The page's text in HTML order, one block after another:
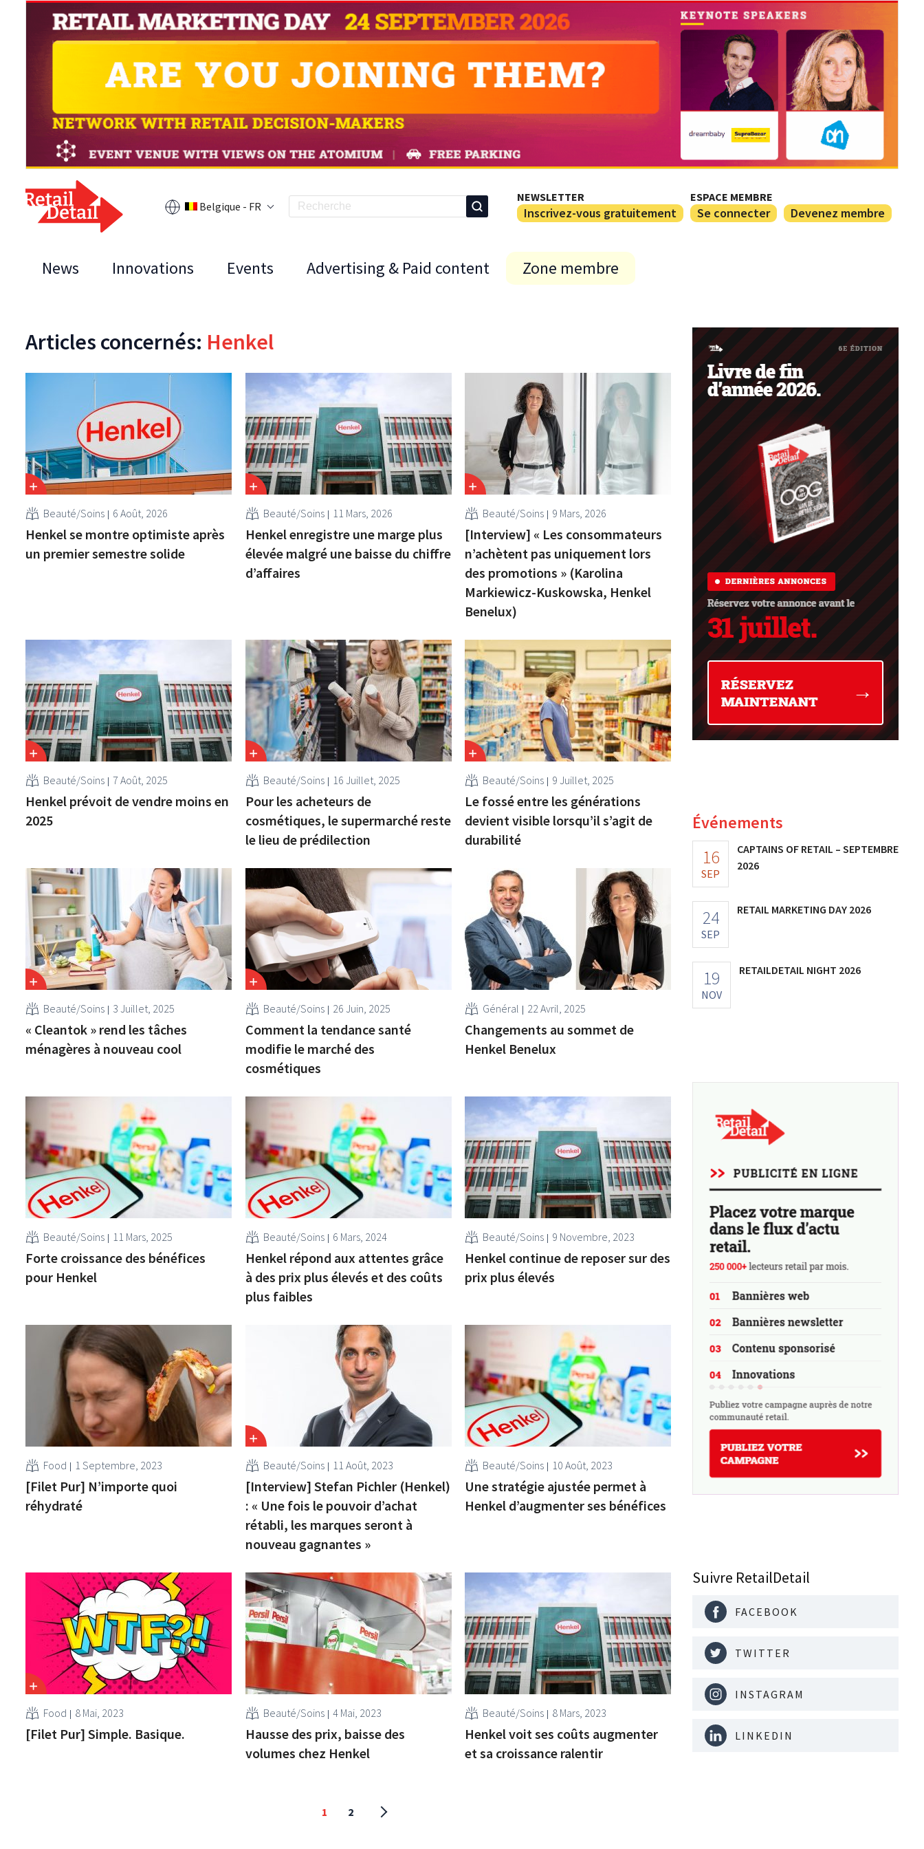
Belgique - FR
NEWSLETTER
Inscrivez-vous gratuitement
ESPACE MEMBRE
Se connecter Devenez membre
News Innovations Events Advertising & Paid content Zone membre
Articles concernés: Henkel
Beauté/Soins 6 Août, 2026
Henkel se montre optimiste après
un premier semestre solide
Beauté/Soins 11 Mars, 2026
Henkel enregistre une marge plus
élevée malgré une baisse du chiffre
d’affaires
Beauté/Soins 9 Mars, 2026
[Interview] « Les consommateurs
n’achètent pas uniquement lors
des promotions » (Karolina
Markiewicz-Kuskowska, Henkel
Benelux)
Beauté/Soins 7 Août, 2025
Henkel prévoit de vendre moins en
2025
Beauté/Soins 16 Juillet, 2025
Pour les acheteurs de
cosmétiques, le supermarché reste
le lieu de prédilection
Beauté/Soins 9 Juillet, 2025
Le fossé entre les générations
devient visible lorsqu’il s’agit de
durabilité
Beauté/Soins 3 Juillet, 2025
« Cleantok » rend les tâches
ménagères à nouveau cool
Beauté/Soins 26 Juin, 2025
Comment la tendance santé
modifie le marché des
cosmétiques
Général 22 Avril, 2025
Changements au sommet de
Henkel Benelux
Beauté/Soins 11 Mars, 2025
Forte croissance des bénéfices
pour Henkel
Beauté/Soins 6 Mars, 2024
Henkel répond aux attentes grâce
à des prix plus élevés et des coûts
plus faibles
Beauté/Soins 9 Novembre, 2023
Henkel continue de reposer sur des
prix plus élevés
Food 1 Septembre, 2023
[Filet Pur] N’importe quoi
réhydraté
Beauté/Soins 11 Août, 2023
[Interview] Stefan Pichler (Henkel)
: « Une fois le pouvoir d’achat
rétabli, les marques seront à
nouveau gagnantes »
Beauté/Soins 10 Août, 2023
Une stratégie ajustée permet à
Henkel d’augmenter ses bénéfices
Food 8 Mai, 2023
[Filet Pur] Simple. Basique.
Beauté/Soins 4 Mai, 2023
Hausse des prix, baisse des
volumes chez Henkel
Beauté/Soins 8 Mars, 2023
Henkel voit ses coûts augmenter
et sa croissance ralentir
1 2
Événements
16
SEP
CAPTAINS OF RETAIL – SEPTEMBRE
2026
24
SEP
RETAIL MARKETING DAY 2026
19
NOV
RETAILDETAIL NIGHT 2026
Suivre RetailDetail
FACEBOOK
TWITTER
INSTAGRAM
LINKEDIN